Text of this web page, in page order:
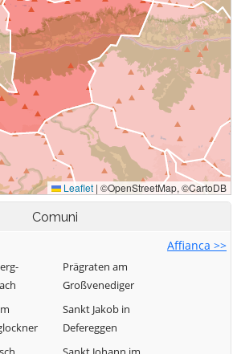
Comuni
Affianca >>
Prägraten am
Großvenediger
Sankt Jakob in
Defereggen